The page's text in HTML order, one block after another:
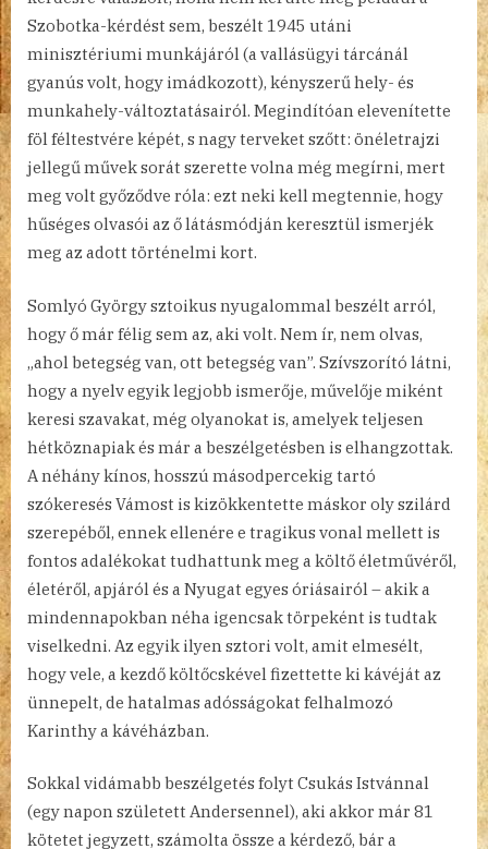
Szobotka-kérdést sem, beszélt 1945 utáni
minisztériumi munkájáról (a vallásügyi tárcánál
gyanús volt, hogy imádkozott), kényszerű hely- és
munkahely-változtatásairól. Megindítóan elevenítette
föl féltestvére képét, s nagy terveket szőtt: önéletrajzi
jellegű művek sorát szerette volna még megírni, mert
meg volt győződve róla: ezt neki kell megtennie, hogy
hűséges olvasói az ő látásmódján keresztül ismerjék
meg az adott történelmi kort.
Somlyó György sztoikus nyugalommal beszélt arról,
hogy ő már félig sem az, aki volt. Nem ír, nem olvas,
„ahol betegség van, ott betegség van”. Szívszorító látni,
hogy a nyelv egyik legjobb ismerője, művelője miként
keresi szavakat, még olyanokat is, amelyek teljesen
hétköznapiak és már a beszélgetésben is elhangzottak.
A néhány kínos, hosszú másodpercekig tartó
szókeresés Vámost is kizökkentette máskor oly szilárd
szerepéből, ennek ellenére e tragikus vonal mellett is
fontos adalékokat tudhattunk meg a költő életművéről,
életéről, apjáról és a Nyugat egyes óriásairól – akik a
mindennapokban néha igencsak törpeként is tudtak
viselkedni. Az egyik ilyen sztori volt, amit elmesélt,
hogy vele, a kezdő költőcskével fizettette ki kávéját az
ünnepelt, de hatalmas adósságokat felhalmozó
Karinthy a kávéházban.
Sokkal vidámabb beszélgetés folyt Csukás Istvánnal
(egy napon született Andersennel), aki akkor már 81
kötetet jegyzett, számolta össze a kérdező, bár a